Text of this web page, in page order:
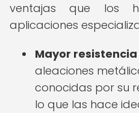
ventajas que los
aplicaciones
Mayor
aleaciones
conocidas por su
lo que las hace